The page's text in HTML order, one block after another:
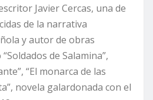
Javier Cercas, una de
de la narrativa
y autor de obras
de Salamina”,
“El monarca de las
novela galardonada con el